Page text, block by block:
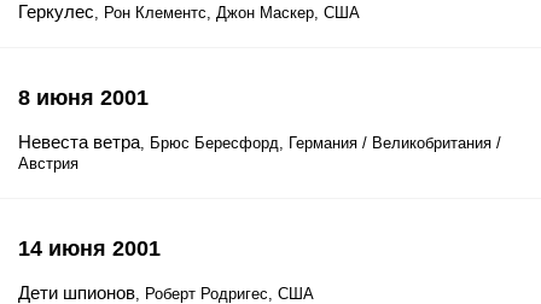
Геркулес, Рон Клементс, Джон Маскер, США
8 июня 2001
Невеста ветра, Брюс Бересфорд, Германия / Великобритания /
Австрия
14 июня 2001
Дети шпионов, Роберт Родригес, США